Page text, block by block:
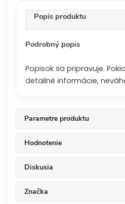
Popis produktu
Podrobný popis
Popisok sa pripravuje.
detailné informácie,
Parametre produktu
Hodnotenie
Diskusia
Značka